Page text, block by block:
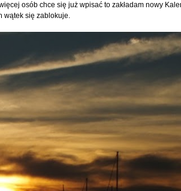
osób chce się już wpisać to zakładam nowy
wątek się zablokuje.